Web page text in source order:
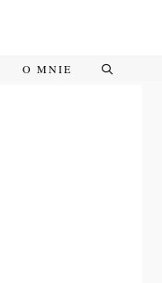
O MNIE